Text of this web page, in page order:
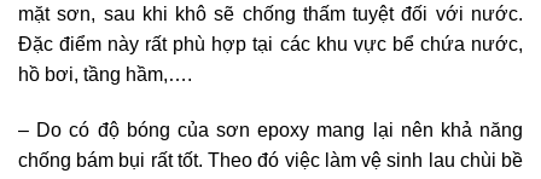
mặt sơn, sau khi khô sẽ chống thấm tuyệt đối với nước.
Đặc điểm này rất phù hợp tại các khu vực bể chứa nước,
hồ bơi, tầng hầm,….
– Do có độ bóng của sơn epoxy mang lại nên khả năng
chống bám bụi rất tốt. Theo đó việc làm vệ sinh lau chùi bề